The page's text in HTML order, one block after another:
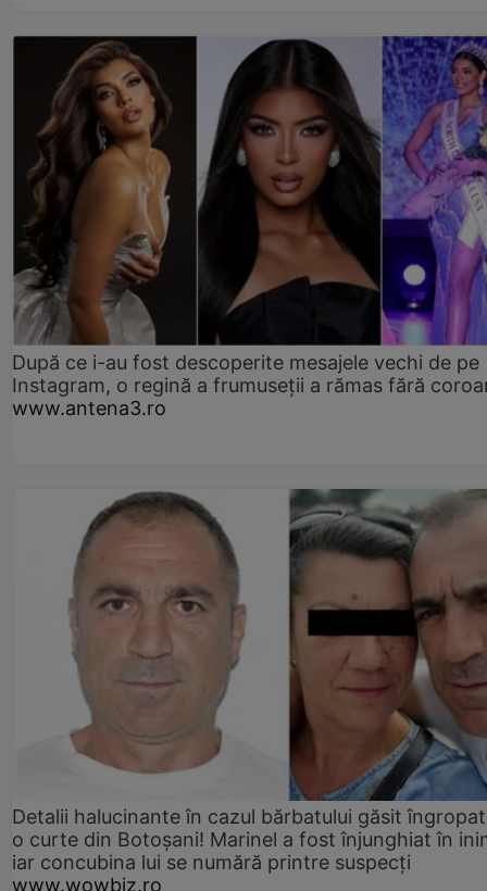
După ce i-au fost descoperite mesajele vechi de pe
Instagram, o regină a frumuseții a rămas fără
www.antena3.ro
Detalii halucinante în cazul bărbatului găsit
o curte din Botoșani! Marinel a fost înjunghiat în
iar concubina lui se numără printre suspecți
www.wowbiz.ro